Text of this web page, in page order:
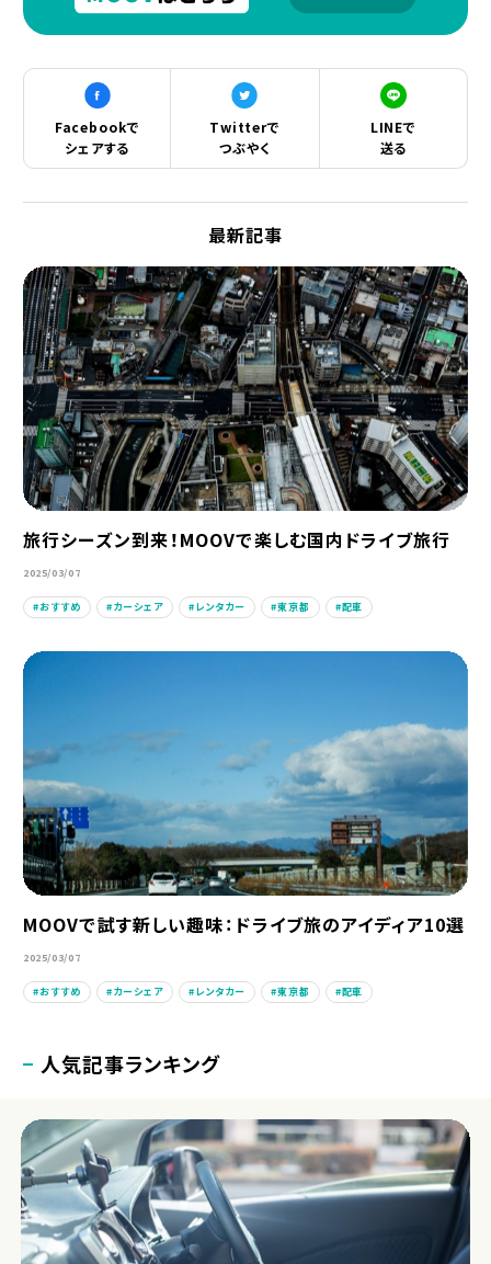
Facebookで
シェアする
Twitterで
つぶやく
LINEで
送る
最新記事
旅行シーズン到来！MOOVで楽しむ国内ドライブ旅行
2025/03/07
おすすめ カーシェア レンタカー 東京都 配車
MOOVで試す新しい趣味：ドライブ旅のアイディア10選
2025/03/07
おすすめ カーシェア レンタカー 東京都 配車
人気記事ランキング